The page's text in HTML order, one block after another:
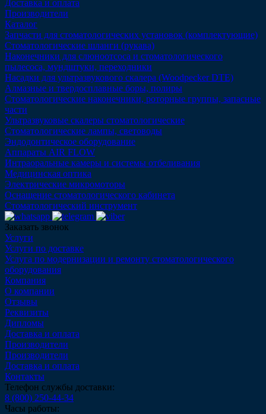
Доставка и оплата
Производители
Каталог
Запчасти для стоматологических установок (комплектующие)
Стоматологические шланги (рукава)
Наконечники для слюноотсоса и стоматологического
пылесоса, мундштуки, переходники
Насадки для ультразвукового скалера (Woodpecker DTE)
Алмазные и твердосплавные боры, полиры
Стоматологические наконечники, роторные группы, запасные
части
Ультразвуковые скалеры стоматологические
Стоматологические лампы, световоды
Эндодонтическое оборудование
Аппараты AIR FLOW
Интраоральные камеры и системы отбеливания
Медицинская оптика
Электрические микромоторы
Оснащение стоматологического кабинета
Стоматологический инструмент
Заказать звонок
Услуги
Услуги по доставке
Услуга по модернизации и ремонту стоматологического
оборудования
Компания
О компании
Отзывы
Реквизиты
Дипломы
Доставка и оплата
Производители
Производители
Доставка и оплата
Контакты
Телефон службы доставки:
8 (800) 250-44-34
Часы работы: